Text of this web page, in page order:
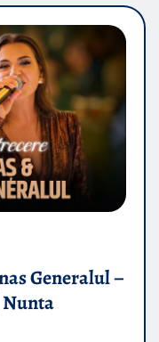
Generalul –
Nunta